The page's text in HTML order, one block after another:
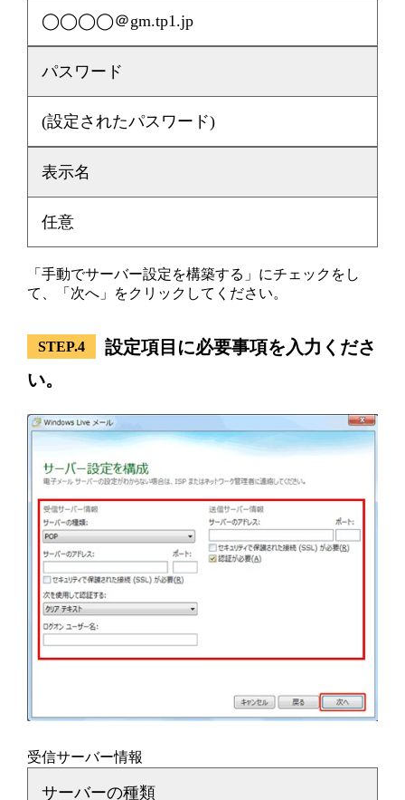
◯◯◯◯＠gm.tp1.jp
パスワード
(設定されたパスワード)
表示名
任意
「手動でサーバー設定を構築する」にチェックをし
て、「次へ」をクリックしてください。
STEP.4
設定項目に必要事項を入力くださ
い。
受信サーバー情報
サーバーの種類